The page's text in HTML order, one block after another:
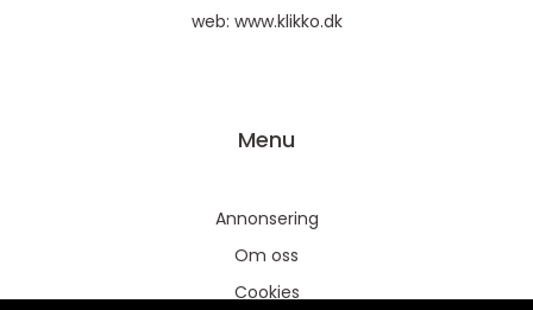
web: www.klikko.dk
Menu
Annonsering
Om oss
Cookies